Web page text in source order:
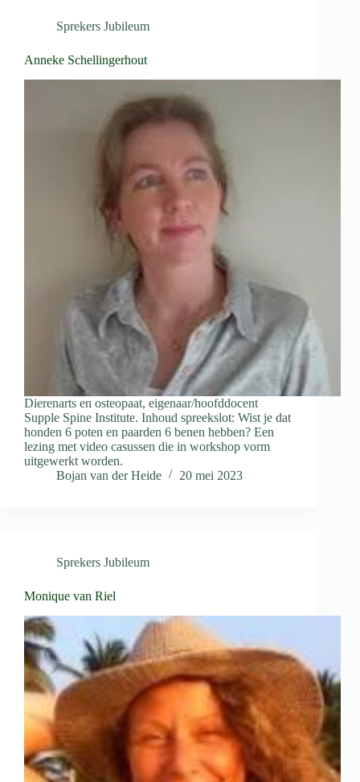
Sprekers Jubileum
Anneke Schellingerhout
Dierenarts en osteopaat, eigenaar/hoofddocent
Supple Spine Institute. Inhoud spreekslot: Wist je dat
honden 6 poten en paarden 6 benen hebben? Een
lezing met video casussen die in workshop vorm
uitgewerkt worden.
Bojan van der Heide
20 mei 2023
Sprekers Jubileum
Monique van Riel